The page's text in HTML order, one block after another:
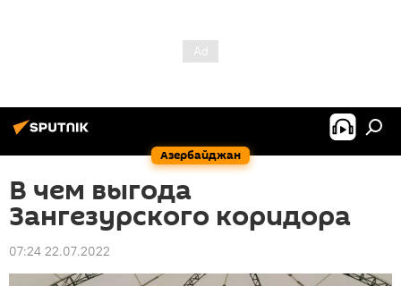
Азербайджан
В чем выгода
Зангезурского коридора
07:24 22.07.2022